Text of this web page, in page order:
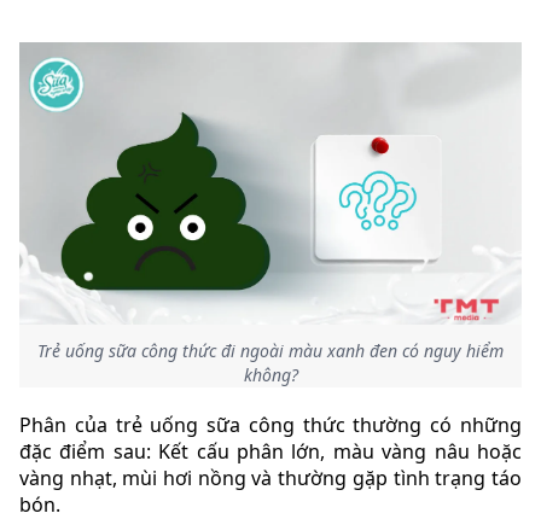
Trẻ uống sữa công thức đi ngoài màu xanh đen có nguy hiểm
không?
Phân của trẻ uống sữa công thức thường có những
đặc điểm sau: Kết cấu phân lớn, màu vàng nâu hoặc
vàng nhạt, mùi hơi nồng và thường gặp tình trạng táo
bón.